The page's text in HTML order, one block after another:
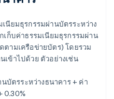
นียมธุรกรรมผ่านบัตรระหว่าง
เก็บค่าธรรมเนียมธุรกรรมผ่าน
ตามเครือข่ายบัตร) โดยรวม
เข้าไปด้วย ตัวอย่างเช่น
บัตรระหว่างธนาคาร + ค่า
0.30%